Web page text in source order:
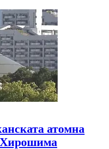
атомна
Хирошима